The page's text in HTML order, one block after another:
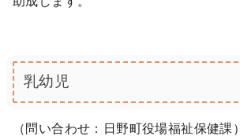
乳幼児
（問い合わせ：日野町役場福祉保健課）